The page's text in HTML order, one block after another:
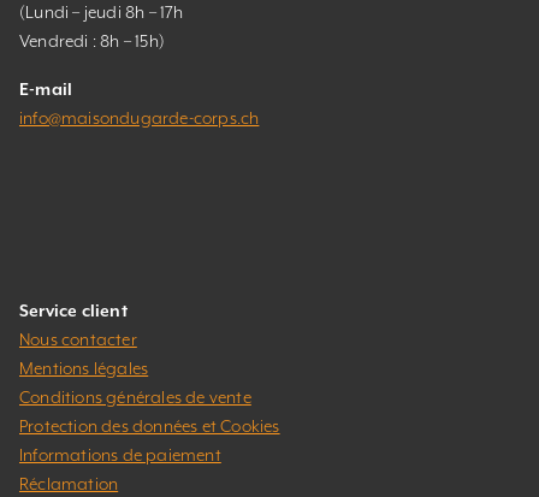
(Lundi – jeudi 8h – 17h
Vendredi : 8h – 15h)
E-mail
info@maisondugarde-corps.ch
Service client
Nous contacter
Mentions légales
Conditions générales de vente
Protection des données et Cookies
Informations de paiement
Réclamation